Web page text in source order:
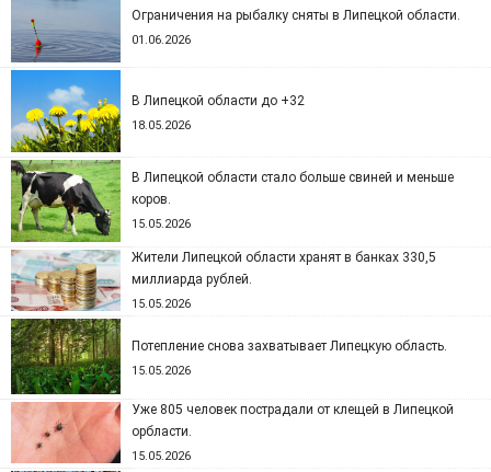
Ограничения на рыбалку сняты в Липецкой области.
01.06.2026
В Липецкой области до +32
18.05.2026
В Липецкой области стало больше свиней и меньше
коров.
15.05.2026
Жители Липецкой области хранят в банках 330,5
миллиарда рублей.
15.05.2026
Потепление снова захватывает Липецкую область.
15.05.2026
Уже 805 человек пострадали от клещей в Липецкой
орбласти.
15.05.2026